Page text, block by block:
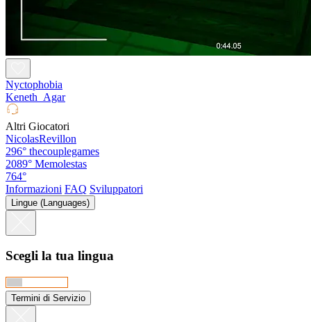
Nyctophobia
Keneth_Agar
Altri Giocatori
NicolasRevillon
296° thecouplegames
2089° Memolestas
764°
Informazioni FAQ Sviluppatori
Lingue (Languages)
Scegli la tua lingua
Termini di Servizio